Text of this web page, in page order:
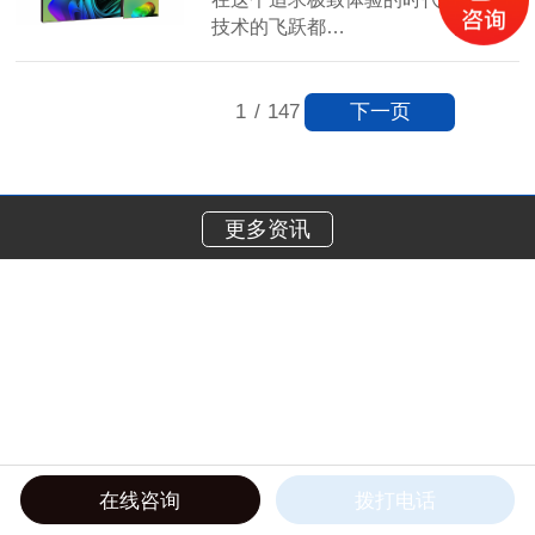
技术的飞跃都…
【详情】
1 / 147 下一页
更多资讯
在线电话 产品中心 工程案例 关于我们
在线咨询 拨打电话